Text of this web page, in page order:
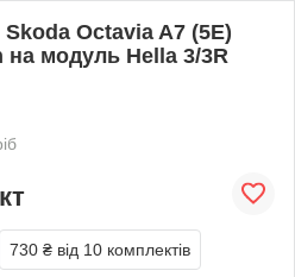
Octavia A7 (5E)
на модуль Hella 3/3R
730 ₴ від 10 комплектів